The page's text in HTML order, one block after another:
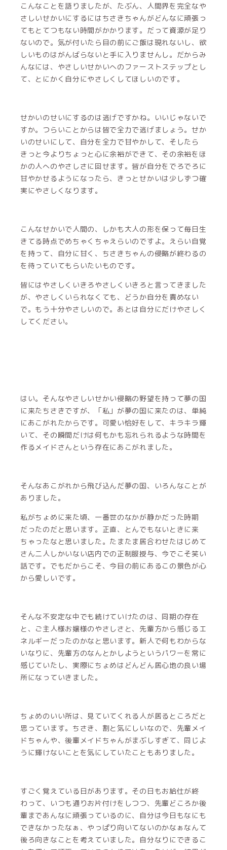
こんなことを語りましたが、たぶん、人間界を完全なや
さしいせかいにするにはちさきちゃんがどんなに頑張っ
てもとてつもない時間がかかります。だって資源が足り
ないので。気が付いたら目の前にご飯は現れないし、欲
しいものはがんばらないと手に入りませんし。だからみ
んなには、やさしいせかいへのファーストステップとし
て、とにかく自分にやさしくしてほしいのです。
せかいのせいにするのは逃げですかね。いいじゃないで
すか。つらいことからは皆で全力で逃げましょう。せか
いのせいにして、自分を全力で甘やかして、そしたら
きっと今よりちょっと心に余裕ができて、その余裕をほ
かの人へのやさしさに回せます。皆が自分をでろでろに
甘やかせるようになったら、きっとせかいは少しずつ確
実にやさしくなります。
こんなせかいで人間の、しかも大人の形を保って毎日生
きてる時点でめちゃくちゃえらいのですよ。えらい自覚
を持って、自分に甘く、ちさきちゃんの侵略が終わるの
を待っていてもらいたいものです。
皆にはやさしくいきろやさしくいきろと言ってきました
が、やさしくいられなくても、どうか自分を責めない
で。もう十分やさしいので。あとは自分にだけやさしく
してください。
はい。そんなやさしいせかい侵略の野望を持って夢の国
に来たちさきですが、「私」が夢の国に来たのは、単純
にあこがれたからです。可愛い恰好をして、キラキラ輝
いて、その瞬間だけは何もかも忘れられるような時間を
作るメイドさんという存在にあこがれました。
そんなあこがれから飛び込んだ夢の国、いろんなことが
ありました。
私がちょめに来た頃、一番世のなかが静かだった時期
だったのだと思います。正直、とんでもないときに来
ちゃったなと思いました。たまたま居合わせたはじめて
さん二人しかいない店内での正制服授与、今でこそ笑い
話です。でもだからこそ、今目の前にあるこの景色が心
から愛しいです。
そんな不安定な中でも続けていけたのは、同期の存在
と、ご主人様お嬢様のやさしさと、先輩方から感じるエ
ネルギーだったのかなと思います。新人で何もわからな
いなりに、先輩方のなんとかしようというパワーを常に
感じていたし、実際にちょめはどんどん居心地の良い場
所になっていきました。
ちょめのいい所は、見ていてくれる人が居るところだと
思っています。ちさき、割と気にしいなので、先輩メイ
ドちゃんや、後輩メイドちゃんがまぶしすぎて、同じよ
うに輝けないことを気にしていたこともありました。
すごく覚えている日があります。その日もお給仕が終
わって、いつも通りお片付けをしつつ、先輩どころか後
輩まであんなに頑張っているのに、自分は今日もなにも
できなかったなぁ、やっぱり向いてないのかなぁなんて
後ろ向きなことを考えていました。自分なりにできるこ